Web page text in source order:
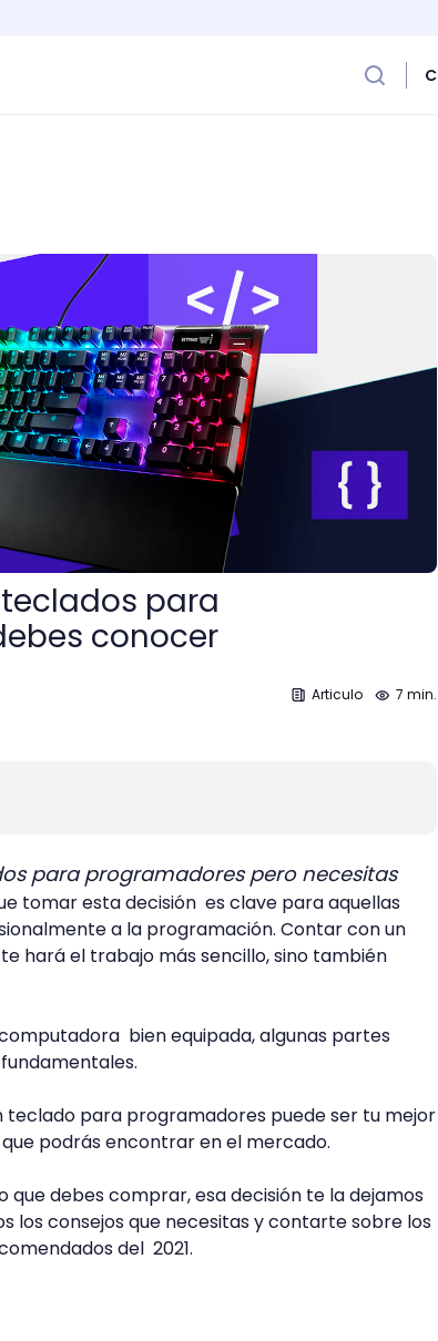
que debes conocer
teclados para
conocer
Articulo 7 min.
para programadores pero necesitas
tomar esta decisión es clave para aquellas
a la programación. Contar con un
hará el trabajo más sencillo, sino también
bien equipada, algunas partes
teclado para programadores puede ser tu mejor
podrás encontrar en el mercado.
que debes comprar, esa decisión te la dejamos
los consejos que necesitas y contarte sobre los
del 2021.